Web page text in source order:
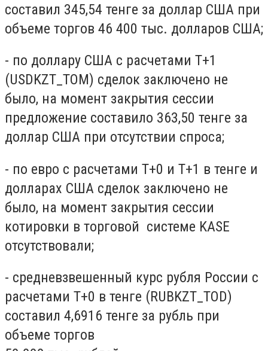
составил 345,54 тенге за доллар США при
объеме торгов 46 400 тыс. долларов США;
- по доллару США с расчетами T+1
(USDKZT_TOM) сделок заключено не
было, на момент закрытия сессии
предложение составило 363,50 тенге за
доллар США при отсутствии спроса;
- по евро с расчетами Т+0 и T+1 в тенге и
долларах США сделок заключено не
было, на момент закрытия сессии
котировки в торговой системе KASE
отсутствовали;
- средневзвешенный курс рубля России с
расчетами T+0 в тенге (RUBKZT_TOD)
составил 4,6916 тенге за рубль при
объеме торгов